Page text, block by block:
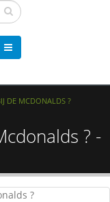
DE MCDONALDS ?
? -
?